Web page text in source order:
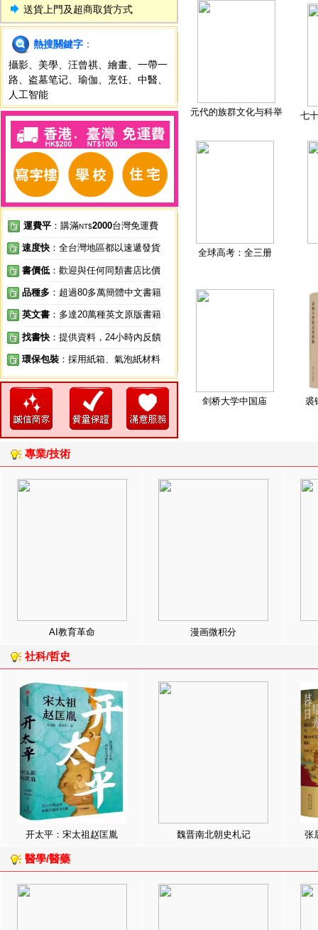
送貨上門及超商取貨方式
熱搜關鍵字 ：
攝影
美學 汪曾祺 繪畫
一帶一
路
盗墓笔记 瑜伽 烹饪 中醫
人工智能
運費平 ：購滿NT$2000台灣免運費
速度快 ：全台灣地區都以速遞發貨
書價低 ：歡迎與任何同類書店比價
品種多 ：超過80多萬簡體中文書籍
英文書 ：多達20萬種英文原版書籍
找書快 ：提供資料，24小時內反饋
環保包裝 ：採用紙箱、氣泡紙材料
元代的族群文化与科举 七
全球高考：全三册
剑桥大学中国庙 裘
專業/技術
AI教育革命 漫画微积分
社科/哲史
开太平：宋太祖赵匡胤 魏晋南北朝史札记 张
醫學/醫藥